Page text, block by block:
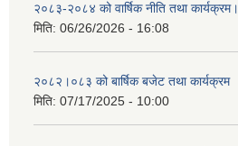
२०८३-२०८४ को वार्षिक नीति तथा कार्यक्रम।
मिति: 06/26/2026 - 16:08
२०८२।०८३ को बार्षिक बजेट तथा कार्यक्रम
मिति: 07/17/2025 - 10:00